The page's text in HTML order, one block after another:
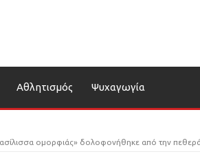
Αθλητισμός Ψυχαγωγία
ομορφιάς» δολοφονήθηκε από την πεθερά